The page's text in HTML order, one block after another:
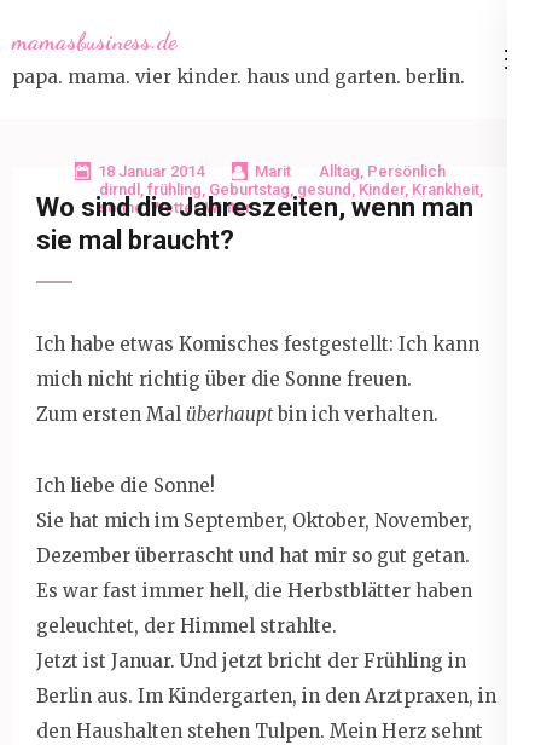
to
content
mamasbusiness.de
papa. mama. vier kinder. haus und garten. berlin.
18 Januar 2014 Marit Alltag, Persönlich
dirndl , frühling, Geburtstag, gesund , Kinder, Krankheit,
sonne, Wetter,Winter
Wo sind die Jahreszeiten, wenn man
sie mal braucht?
Ich habe etwas Komisches festgestellt: Ich kann
mich nicht richtig über die Sonne freuen.
Zum ersten Mal überhauptbin ich verhalten.
Ich liebe die Sonne!
Sie hat mich im September, Oktober, November,
Dezember überrascht und hat mir so gut getan.
Es war fast immer hell, die Herbstblätter haben
geleuchtet, der Himmel strahlte.
Jetzt ist Januar. Und jetzt bricht der Frühling in
Berlin aus. Im Kindergarten, in den Arztpraxen, in
den Haushalten stehen Tulpen. Mein Herz sehnt